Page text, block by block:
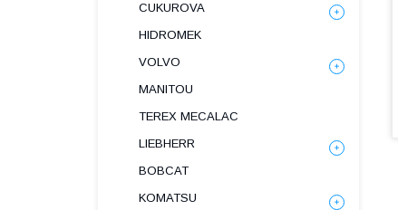
CUKUROVA
HIDROMEK
VOLVO
MANITOU
TEREX MECALAC
LIEBHERR
BOBCAT
KOMATSU